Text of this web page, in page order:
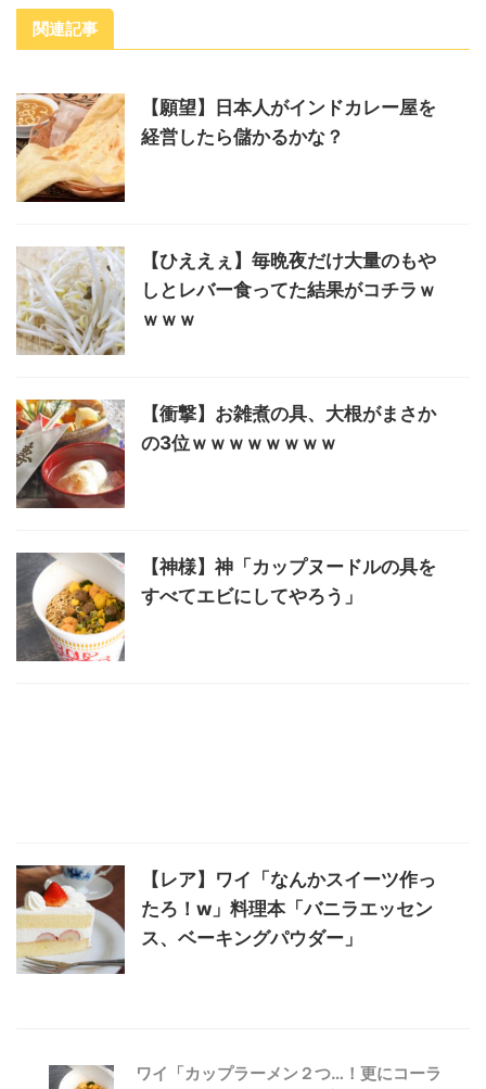
関連記事
【願望】日本人がインドカレー屋を
経営したら儲かるかな？
【ひええぇ】毎晩夜だけ大量のもや
しとレバー食ってた結果がコチラｗ
ｗｗｗ
【衝撃】お雑煮の具、大根がまさか
の3位ｗｗｗｗｗｗｗｗ
【神様】神「カップヌードルの具を
すべてエビにしてやろう」
【レア】ワイ「なんかスイーツ作っ
たろ！w」料理本「バニラエッセン
ス、ベーキングパウダー」
ワイ「カップラーメン２つ…！更にコーラ